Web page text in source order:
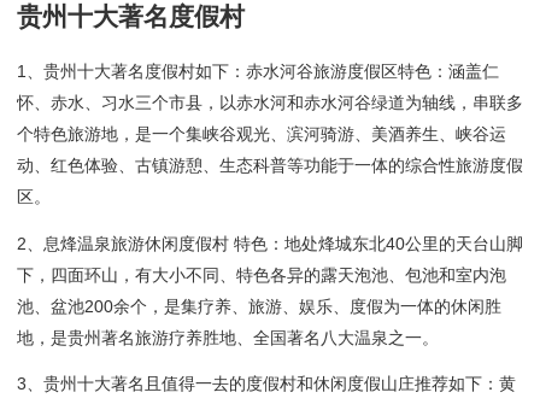
贵州十大著名度假村
1、贵州十大著名度假村如下：赤水河谷旅游度假区特色：涵盖仁
怀、赤水、习水三个市县，以赤水河和赤水河谷绿道为轴线，串联多
个特色旅游地，是一个集峡谷观光、滨河骑游、美酒养生、峡谷运
动、红色体验、古镇游憩、生态科普等功能于一体的综合性旅游度假
区。
2、息烽温泉旅游休闲度假村 特色：地处烽城东北40公里的天台山脚
下，四面环山，有大小不同、特色各异的露天泡池、包池和室内泡
池、盆池200余个，是集疗养、旅游、娱乐、度假为一体的休闲胜
地，是贵州著名旅游疗养胜地、全国著名八大温泉之一。
3、贵州十大著名且值得一去的度假村和休闲度假山庄推荐如下：黄